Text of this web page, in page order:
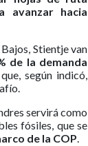
avanzar hacia
Stientje van
de la demanda
según indicó,
servirá como
fósiles, que se
de la COP.